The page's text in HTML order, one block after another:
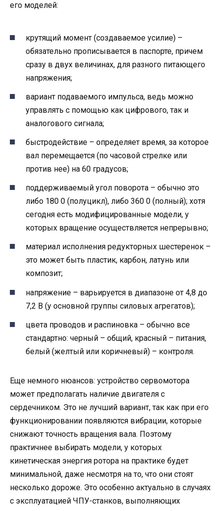
его моделей:
крутящий момент (создаваемое усилие) –
обязательно прописывается в паспорте, причем
сразу в двух величинах, для разного питающего
напряжения;
вариант подаваемого импульса, ведь можно
управлять с помощью как цифрового, так и
аналогового сигнала;
быстродействие – определяет время, за которое
вал перемещается (по часовой стрелке или
против нее) на 60 градусов;
поддерживаемый угол поворота – обычно это
либо 180 0 (полуцикл), либо 360 0 (полный); хотя
сегодня есть модифицированные модели, у
которых вращение осуществляется непрерывно;
материал исполнения редукторных шестеренок –
это может быть пластик, карбон, латунь или
композит;
напряжение – варьируется в диапазоне от 4,8 до
7,2 В (у основной группы силовых агрегатов);
цвета проводов и распиновка – обычно все
стандартно: черный – общий, красный – питания,
белый (желтый или коричневый) – контроля.
Еще немного нюансов: устройство сервомотора
может предполагать наличие двигателя с
сердечником. Это не лучший вариант, так как при его
функционировании появляются вибрации, которые
снижают точность вращения вала. Поэтому
практичнее выбирать модели, у которых
кинетическая энергия ротора на практике будет
минимальной, даже несмотря на то, что они стоят
несколько дороже. Это особенно актуально в случаях
с эксплуатацией ЧПУ-станков, выполняющих